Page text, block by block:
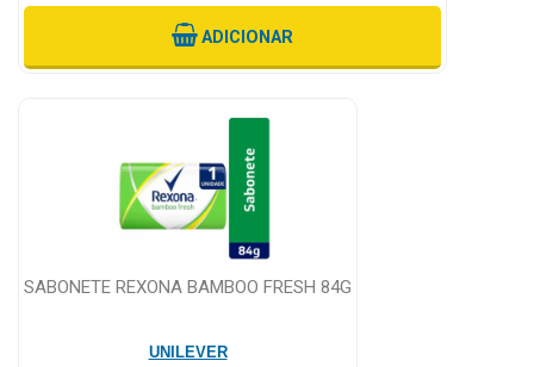
ADICIONAR
SABONETE REXONA BAMBOO FRESH 84G
UNILEVER